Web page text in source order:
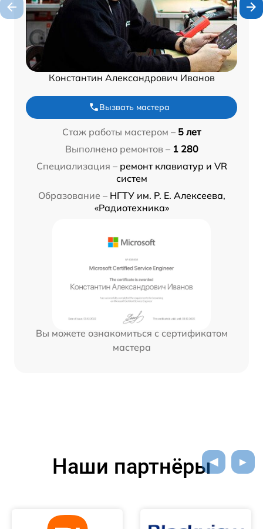
Константин Александрович Иванов
Вызвать мастера
Стаж работы мастером – 5 лет
Выполнено ремонтов – 1 280
Специализация – ремонт клавиатур и VR
систем
Образование – НГТУ им. Р. Е. Алексеева,
«Радиотехника»
Вы можете ознакомиться с сертификатом
мастера
Наши партнёры